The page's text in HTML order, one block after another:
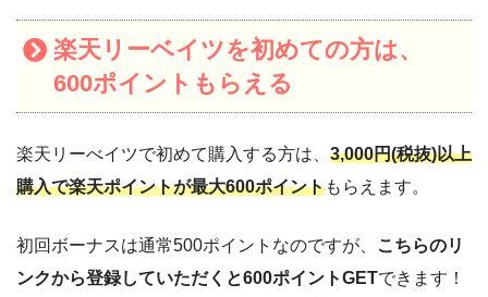
楽天リーベイツを初めての方は、
600ポイントもらえる
楽天リーべイツで初めて購入する方は、 3,000円(税抜)以上
購入で楽天ポイントが最大600ポイントもらえます。
初回ボーナスは通常500ポイントなのですが、
こちらのリ
ンクから登録していただくと600ポイントGETできます！